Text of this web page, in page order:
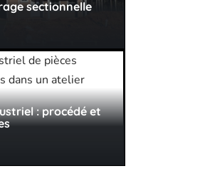
sectionnelle
: procédé et